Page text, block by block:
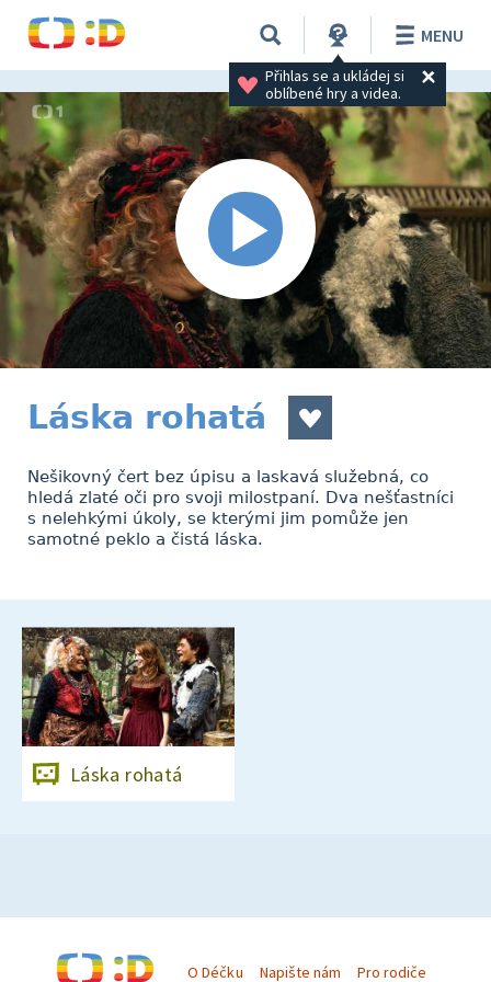
Přihlas se a ukládej si
oblíbené hry a videa.
MENU
Láska rohatá
Nešikovný čert bez úpisu a laskavá služebná, co
hledá zlaté oči pro svoji milostpaní. Dva nešťastníci
s nelehkými úkoly, se kterými jim pomůže jen
samotné peklo a čistá láska.
Láska rohatá
O Déčku Napište nám Pro rodiče